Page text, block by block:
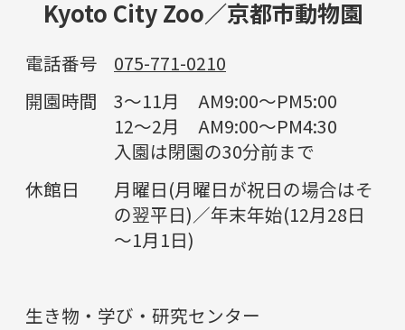
Kyoto City Zoo／京都市動物園
電話番号
075-771-0210
開園時間
3～11月 AM9:00～PM5:00
12～2月 AM9:00～PM4:30
入園は閉園の30分前まで
休館日
月曜日(月曜日が祝日の場合はそ
の翌平日)／年末年始(12月28日
～1月1日)
生き物・学び・研究センター